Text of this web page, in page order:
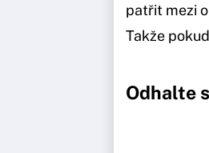
patřit mezi
Takže
Odhalte